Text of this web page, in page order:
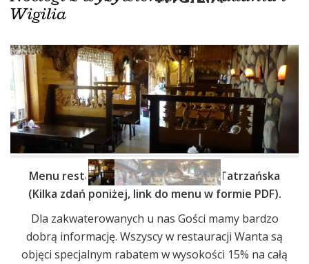
Wigilia
Menu restauracja Wanta Bukowina Tatrzańska
(Kilka zdań poniżej, link do menu w formie PDF).
Dla zakwaterowanych u nas Gości mamy bardzo
dobrą informację. Wszyscy w restauracji Wanta są
objęci specjalnym rabatem w wysokości 15% na całą